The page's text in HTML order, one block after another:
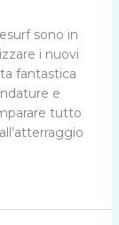
sono in
i nuovi
fantastica
e
tutto